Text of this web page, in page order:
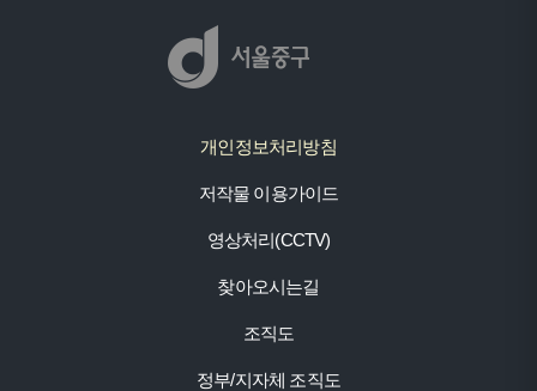
개인정보처리방침
저작물 이용가이드
영상처리(CCTV)
찾아오시는길
조직도
정부/지자체 조직도